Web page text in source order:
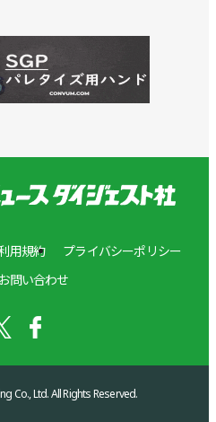
用規約
プライバシーポリシー
お問い合わせ
Co., Ltd. All Rights Reserved.